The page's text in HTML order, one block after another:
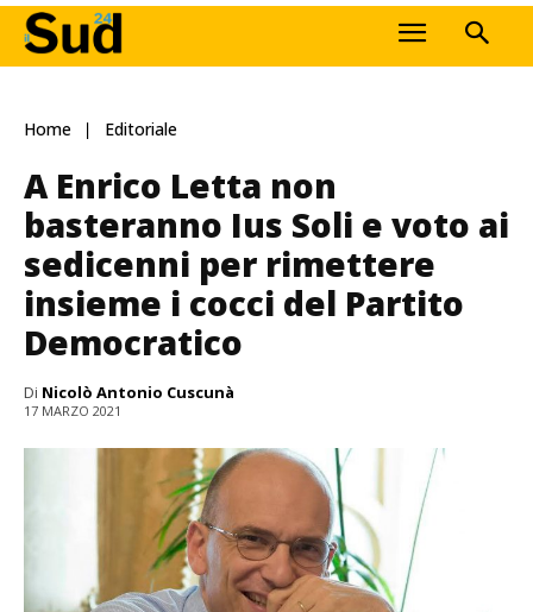
Home Editoriale
A Enrico Letta non
basteranno Ius Soli e voto ai
sedicenni per rimettere
insieme i cocci del Partito
Democratico
Di Nicolò Antonio Cuscunà
17 MARZO 2021